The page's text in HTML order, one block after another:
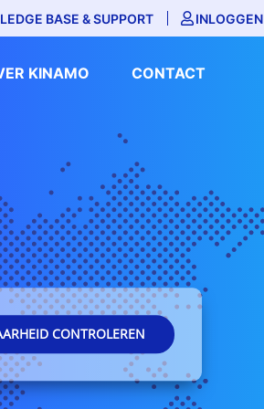
BASE & SUPPORT INLOGGEN
KINAMO CONTACT
CONTROLEREN